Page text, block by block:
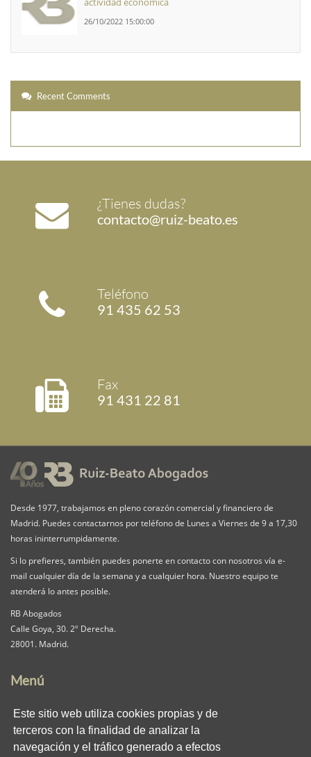
Este sitio web utiliza cookies propias y de
terceros con la finalidad de analizar la
navegación y el tráfico generado a efectos
26/10/2022 15:00:00
Recent Comments
¿Tienes dudas?
contacto@ruiz-beato.es
Teléfono
91 435 62 53
Fax
91 431 22 81
Desde 1977, trabajamos en pleno corazón comercial y financiero de
Madrid. Puedes contactarnos por teléfono de Lunes a Viernes de 9 a 17,30
horas ininterrumpidamente.
Si lo prefieres, también puedes ponerte en contacto con nosotros vía e-
mail cualquier día de la semana y a cualquier hora. Nuestro equipo te
atenderá lo antes posible.
RB Abogados
Calle Goya, 30. 2º Derecha.
28001. Madrid.
Menú
Nuestra Firma Servicios
Pack iguala
Contacta
Clientes
RB en los medios
Enlaces
Privacidad